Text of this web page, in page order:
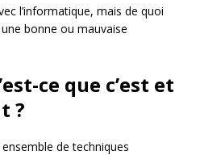
l’informatique, mais de quoi
bonne ou mauvaise
ce que c’est et
?
ensemble de techniques